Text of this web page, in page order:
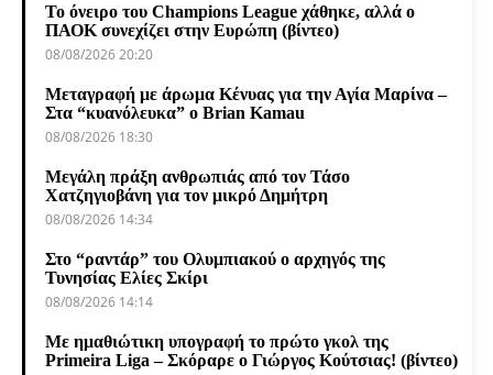
Το όνειρο του Champions League χάθηκε, αλλά ο
ΠΑΟΚ συνεχίζει στην Ευρώπη (βίντεο)
08/08/2026 20:20
Μεταγραφή με άρωμα Κένυας για την Αγία Μαρίνα –
Στα “κυανόλευκα” ο Brian Kamau
08/08/2026 18:30
Μεγάλη πράξη ανθρωπιάς από τον Τάσο
Χατζηγιοβάνη για τον μικρό Δημήτρη
08/08/2026 14:34
Στο “ραντάρ” του Ολυμπιακού ο αρχηγός της
Τυνησίας Ελίες Σκίρι
08/08/2026 14:14
Με ημαθιώτικη υπογραφή το πρώτο γκολ της
Primeira Liga – Σκόραρε ο Γιώργος Κούτσιας! (βίντεο)